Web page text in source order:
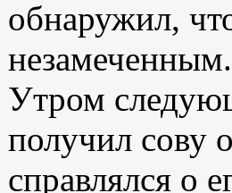
обнаружил,
незамеченным.
Утром
получил сову
справлялся о